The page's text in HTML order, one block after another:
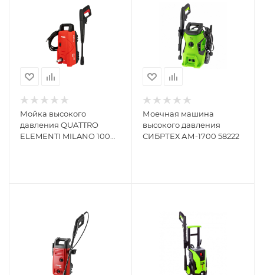
Мойка высокого
давления QUATTRO
ELEMENTI MILANO 100
Моечная машина
высокого давления
СИБРТЕХ АМ-1700 58222